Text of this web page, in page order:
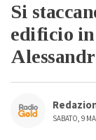
Si
edificio in
SABATO, 9